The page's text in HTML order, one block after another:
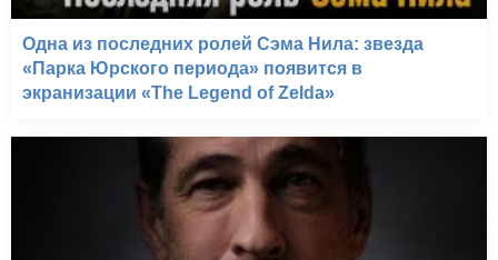
Одна из последних ролей Сэма Нила: звезда
«Парка Юрского периода» появится в
экранизации «The Legend of Zelda»